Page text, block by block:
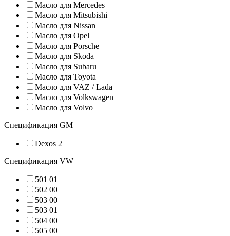
Масло для Mercedes
Масло для Mitsubishi
Масло для Nissan
Масло для Opel
Масло для Porsche
Масло для Skoda
Масло для Subaru
Масло для Toyota
Масло для VAZ / Lada
Масло для Volkswagen
Масло для Volvo
Спецификация GM
Dexos 2
Спецификация VW
501 01
502 00
503 00
503 01
504 00
505 00